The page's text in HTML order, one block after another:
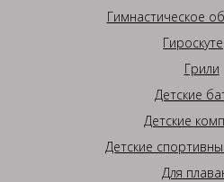
Гимнастическое
Грили
Детские
Детские
Детские
Для